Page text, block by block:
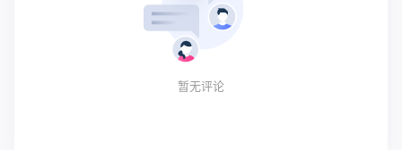
暂无评论